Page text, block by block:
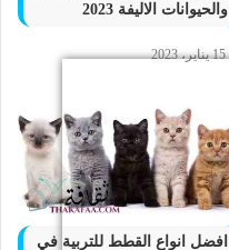
والحيوانات الاليفة 2023
15 يناير، 2023
افضل انواع القطط للتربية في